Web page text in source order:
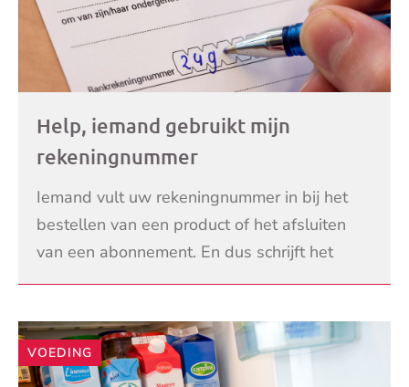
Help, iemand gebruikt mijn
rekeningnummer
Iemand vult uw rekeningnummer in bij het
bestellen van een product of het afsluiten
van een abonnement. En dus schrijft het
bedrijf geld af van uw rekening. Wat kunt u
LEES VERDER
VOEDING